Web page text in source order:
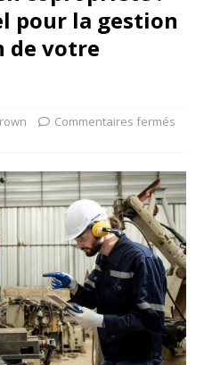
pour la gestion
de votre
Commentaires fermés